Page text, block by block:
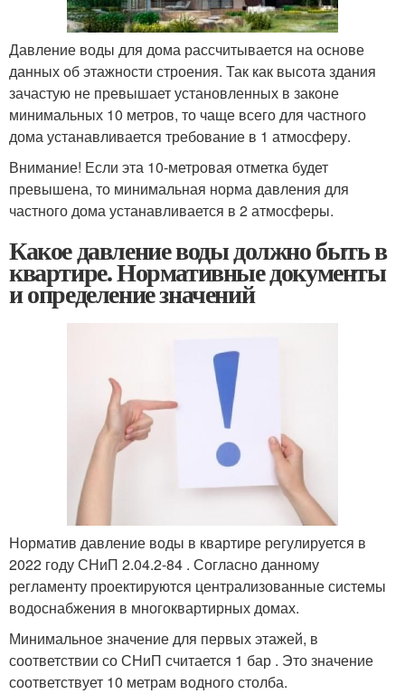
Давление воды для дома рассчитывается на основе
данных об этажности строения. Так как высота здания
зачастую не превышает установленных в законе
минимальных 10 метров, то чаще всего для частного
дома устанавливается требование в 1 атмосферу.
Внимание! Если эта 10-метровая отметка будет
превышена, то минимальная норма давления для
частного дома устанавливается в 2 атмосферы.
Какое давление воды должно быть в
квартире. Нормативные документы
и определение значений
Норматив давление воды в квартире регулируется в
2022 году СНиП 2.04.2-84 . Согласно данному
регламенту проектируются централизованные системы
водоснабжения в многоквартирных домах.
Минимальное значение для первых этажей, в
соответствии со СНиП считается 1 бар . Это значение
соответствует 10 метрам водного столба.